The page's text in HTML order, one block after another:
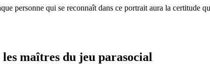
personne qui se reconnaît dans ce portrait aura la certitude
maîtres du jeu parasocial